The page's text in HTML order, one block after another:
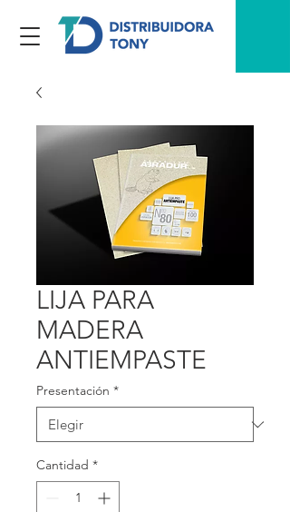
LIJA PARA
MADERA
ANTIEMPASTE
Presentación *
Cantidad *